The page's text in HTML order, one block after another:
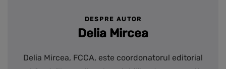
DESPRE AUTOR
Delia Mircea
Delia Mircea, FCCA, este coordonatorul editorial